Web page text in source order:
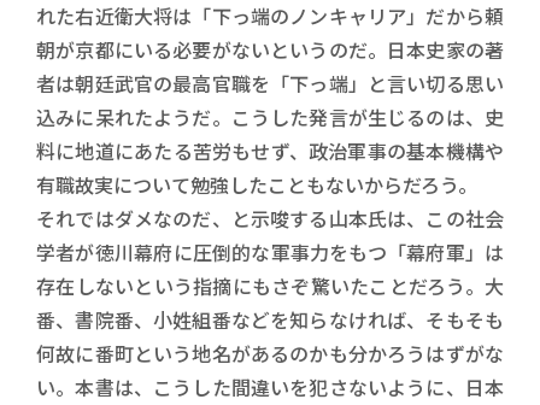
れた右近衛大将は「下っ端のノンキャリア」だから頼
朝が京都にいる必要がないというのだ。日本史家の著
者は朝廷武官の最高官職を「下っ端」と言い切る思い
込みに呆れたようだ。こうした発言が生じるのは、史
料に地道にあたる苦労もせず、政治軍事の基本機構や
有職故実について勉強したこともないからだろう。
それではダメなのだ、と示唆する山本氏は、この社会
学者が徳川幕府に圧倒的な軍事力をもつ「幕府軍」は
存在しないという指摘にもさぞ驚いたことだろう。大
番、書院番、小姓組番などを知らなければ、そもそも
何故に番町という地名があるのかも分かろうはずがな
い。本書は、こうした間違いを犯さないように、日本